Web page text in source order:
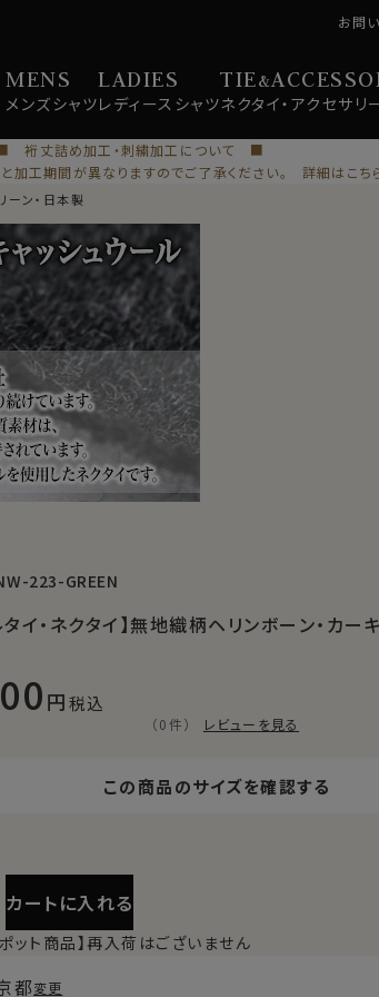
MENS
メンズシャツ
LADIES
レディース シャツ
TIE&
ネクタイ・ アクセサリ
お問
裄丈詰め加工・刺繍加工について ■
加工期間が異なりますのでご了承ください。 詳細はこ
ーン・日本製
223-GREEN
タイ・ネクタイ】無地織柄ヘリンボーン・カー
税込
（0件） レビューを見る
この商品のサイズを確認する
カートに入れる
ット商品】再入荷はございません
都変更